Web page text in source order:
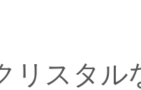
リスタル